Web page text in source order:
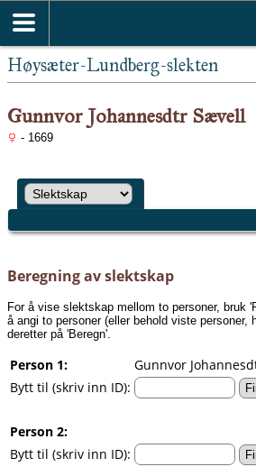
Høysæter-Lundberg-slekten
Gunnvor Johannesdtr Sævell
- 1669
Beregning av slektskap
For å vise slektskap mellom to personer, bruk
å angi to personer (eller behold viste personer,
deretter på 'Beregn'.
Person 1:
Gunnvor
Bytt til (skriv inn ID):
Person 2:
Bytt til (skriv inn ID):